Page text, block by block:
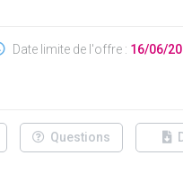
Date limite de l'offre : 16/06/
Questions